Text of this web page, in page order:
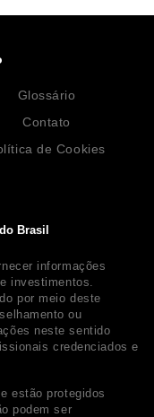
Brasil
informações
investimentos.
por meio deste
ou
neste sentido
credenciados e
estão protegidos
podem ser
Glossário
Contato
de Cookies